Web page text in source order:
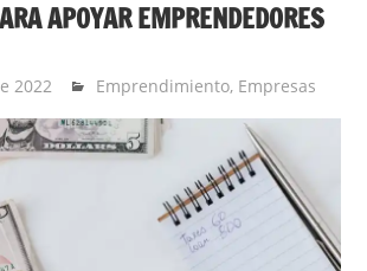
APOYAR EMPRENDEDORES
2022 Ernesto Herrera
Emprendimiento, Empresas